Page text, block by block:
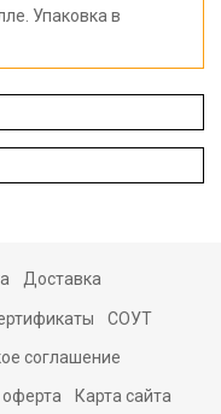
Упаковка в
Доставка
СОУТ
соглашение
Карта сайта